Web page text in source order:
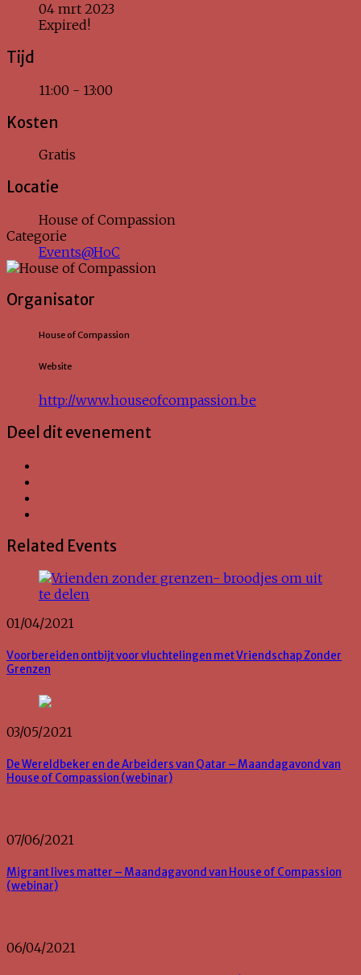
04 mrt 2023
Expired!
Tijd
11:00 - 13:00
Kosten
Gratis
Locatie
House of Compassion
Categorie
Events@HoC
Organisator
House of Compassion
Website
http://www.houseofcompassion.be
Deel dit evenement
Related Events
01/04/2021
Voorbereiden ontbijt voor vluchtelingen met Vriendschap Zonder
Grenzen
03/05/2021
De Wereldbeker en de Arbeiders van Qatar – Maandagavond van
House of Compassion (webinar)
07/06/2021
Migrant lives matter – Maandagavond van House of Compassion
(webinar)
06/04/2021